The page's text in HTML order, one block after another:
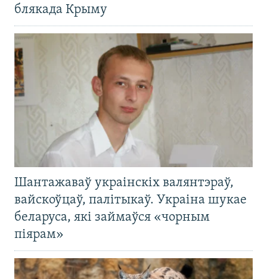
блякада Крыму
Шантажаваў украінскіх валянтэраў,
вайскоўцаў, палітыкаў. Украіна шукае
беларуса, які займаўся «чорным
піярам»